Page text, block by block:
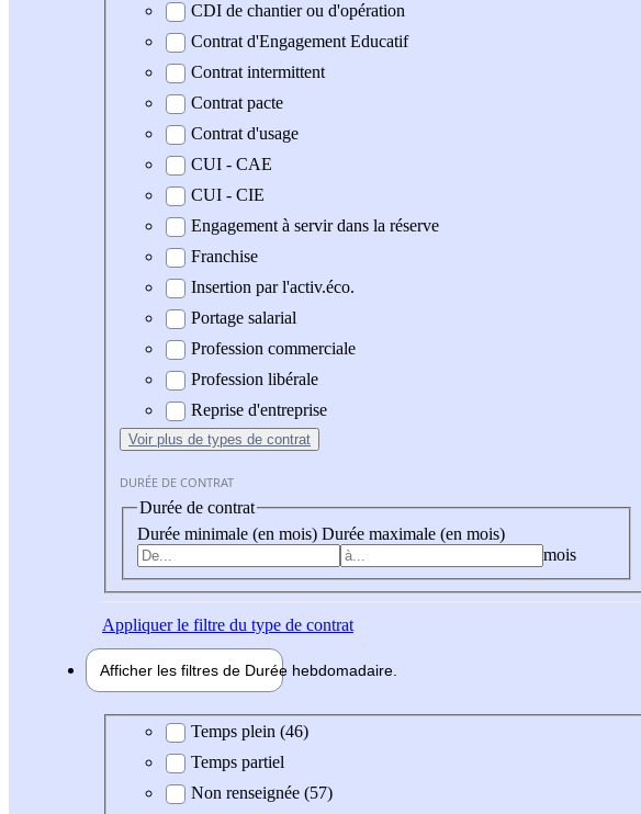
CDI de chantier ou d'opération
Contrat d'Engagement Educatif
Contrat intermittent
Contrat pacte
Contrat d'usage
CUI - CAE
CUI - CIE
Engagement à servir dans la réserve
Franchise
Insertion par l'activ.éco.
Portage salarial
Profession commerciale
Profession libérale
Reprise d'entreprise
Voir plus de types de contrat
DURÉE DE CONTRAT
Durée de contrat
Durée minimale (en mois) Durée maximale (en mois)
mois
Appliquerle filtre du type de contrat
Afficher les filtres de Durée hebdomadaire
Durée hebdomadaire
Temps plein (46)
Temps partiel
Non renseignée (57)